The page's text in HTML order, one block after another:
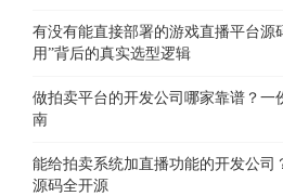
有没有能直接部署的游戏直播平台
用”背后的真实选型逻辑
做拍卖平台的开发公司哪家靠谱？一
南
能给拍卖系统加直播功能的开发公司
源码全开源